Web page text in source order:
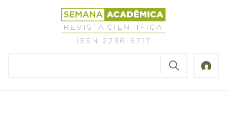
Revista
Científica
Semana